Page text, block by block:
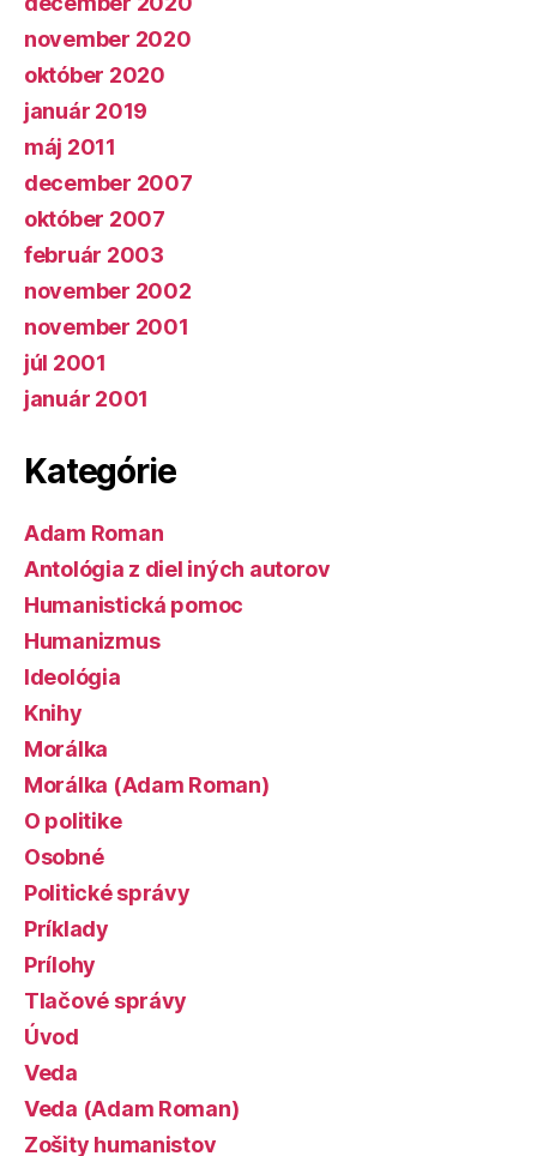
november 2020
október 2020
január 2019
máj 2011
december 2007
október 2007
február 2003
november 2002
november 2001
júl 2001
január 2001
Kategórie
Adam Roman
Antológia z diel iných autorov
Humanistická pomoc
Humanizmus
Ideológia
Knihy
Morálka
Morálka (Adam Roman)
O politike
Osobné
Politické správy
Príklady
Prílohy
Tlačové správy
Úvod
Veda
Veda (Adam Roman)
Zošity humanistov